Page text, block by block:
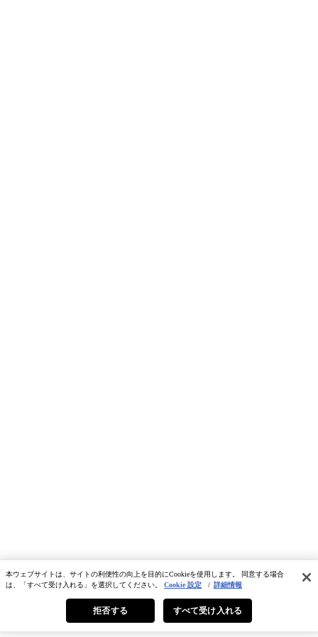
本ウェブサイトは、サイトの利便性の向上を目的にCookieを使用します。 同意する場合
は、「すべて受け入れる」を選択してください。 Cookie 設定 / 詳細情報
拒否する すべて受け入れる